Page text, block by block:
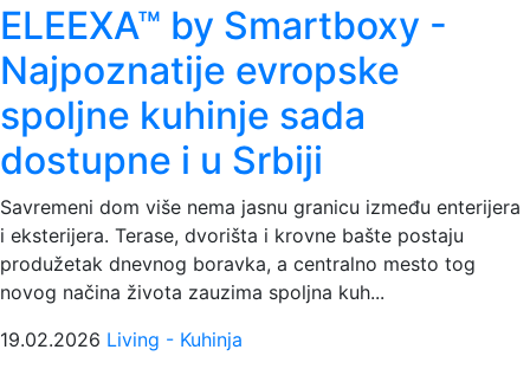
ELEEXA™ by Smartboxy -
Najpoznatije evropske
spoljne kuhinje sada
dostupne i u Srbiji
Savremeni dom više nema jasnu granicu između enterijera
i eksterijera. Terase, dvorišta i krovne bašte postaju
produžetak dnevnog boravka, a centralno mesto tog
novog načina života zauzima spoljna kuh...
19.02.2026 Living - Kuhinja